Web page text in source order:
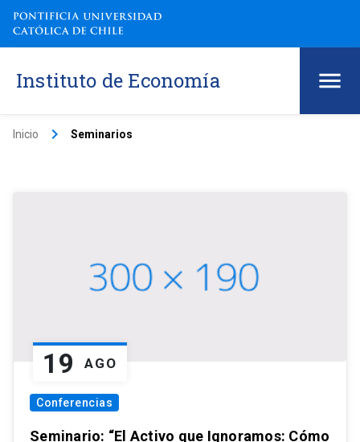
Instituto de Economía
Inicio keyboard_arrow_right Seminarios
19 AGO
Conferencias
Seminario: “El Activo que Ignoramos: Cómo